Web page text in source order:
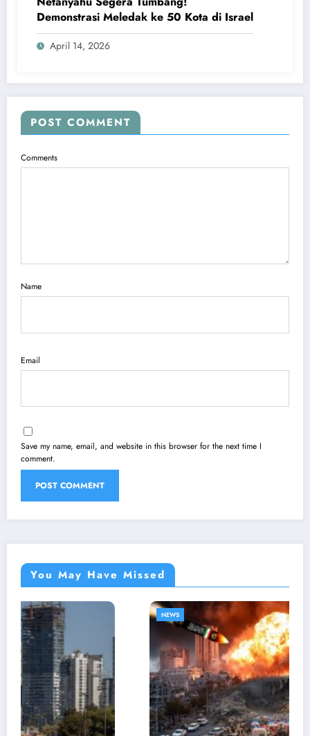
Demonstrasi Meledak ke 50 Kota di Israel
April 14, 2026
POST COMMENT
Comments
Name
Email
Save my name, email, and website in this browser for the next time I
comment.
You May Have Missed
NEWS